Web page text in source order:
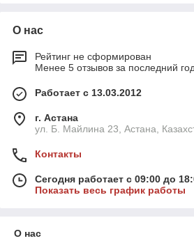
О нас
Рейтинг не сформирован
Менее 5 отзывов за последний год
Работает с 13.03.2012
г. Астана
ул. Б. Майлина 23, Астана,
Контакты
Сегодня работает с 09:00 до
Показать весь график работы
О нас